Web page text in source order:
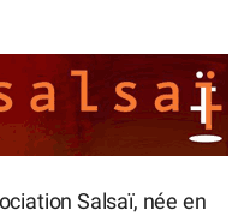
Salsaï, née en